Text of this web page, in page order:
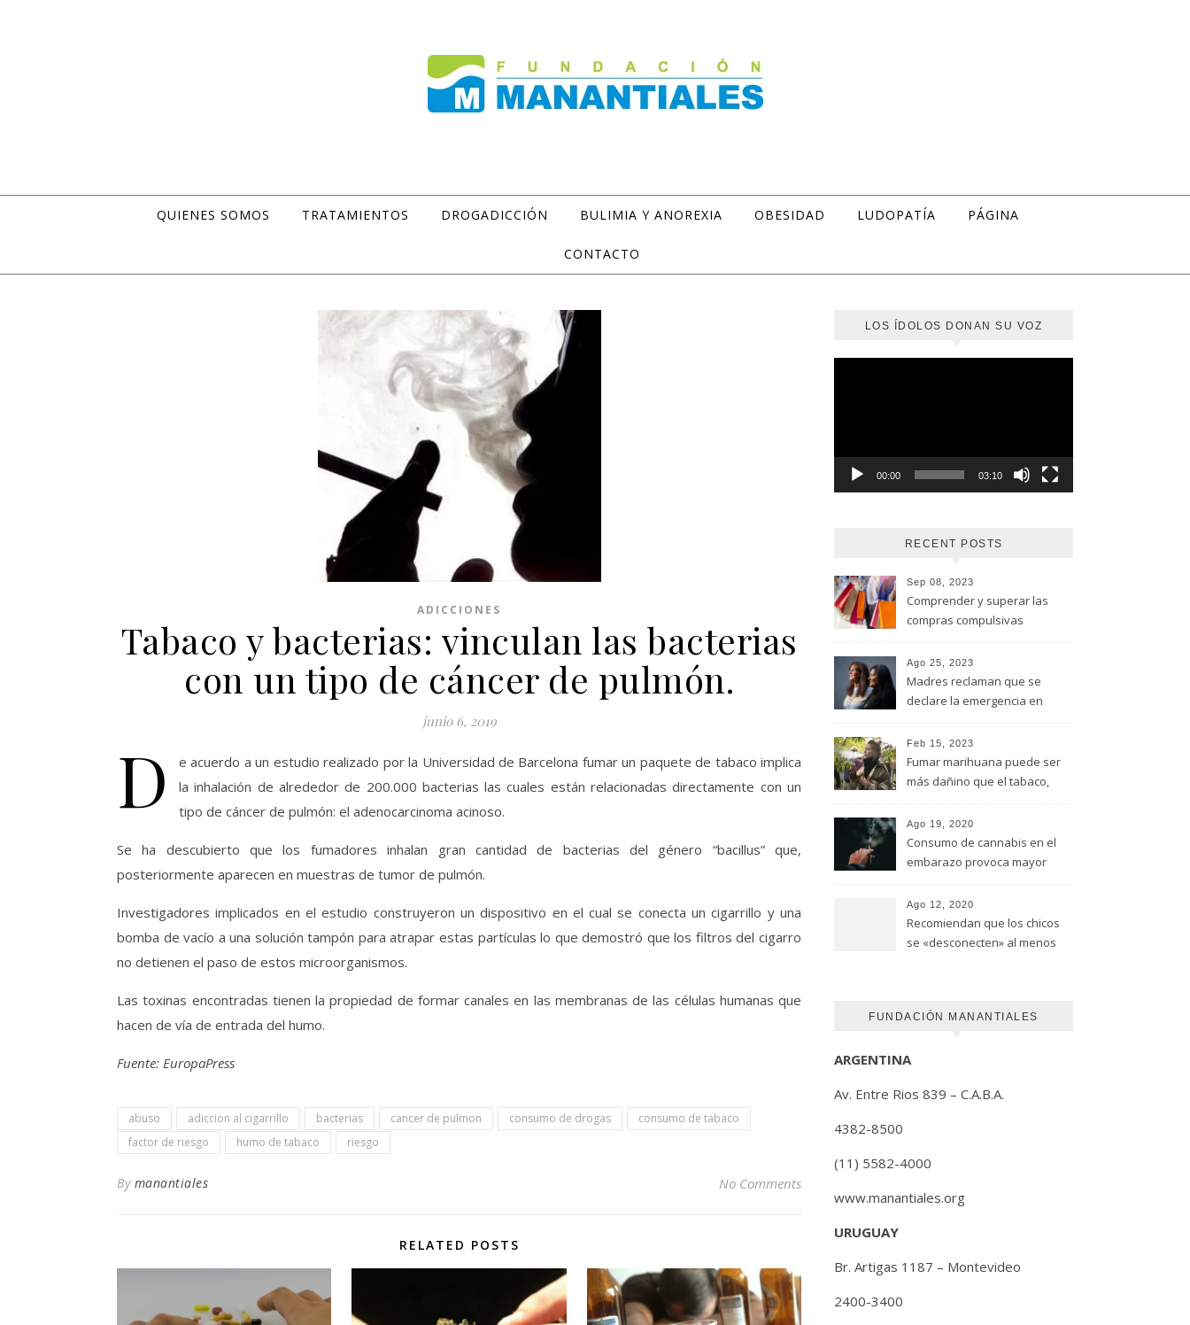
QUIENES SOMOS TRATAMIENTOS DROGADICCIÓN BULIMIA Y ANOREXIA OBESIDAD LUDOPATÍA PÁGINA
CONTACTO
ADICCIONES
Tabaco y bacterias: vinculan las bacterias
con un tipo de cáncer de pulmón.
junio 6, 2019
D
e acuerdo a un estudio realizado por la Universidad de Barcelona fumar un paquete de tabaco implica
la inhalación de alrededor de 200.000 bacterias las cuales están relacionadas directamente con un
tipo de cáncer de pulmón: el adenocarcinoma acinoso.
Se ha descubierto que los fumadores inhalan gran cantidad de bacterias del género “bacillus” que,
posteriormente aparecen en muestras de tumor de pulmón.
Investigadores implicados en el estudio construyeron un dispositivo en el cual se conecta un cigarrillo y una
bomba de vacío a una solución tampón para atrapar estas partículas lo que demostró que los filtros del cigarro
no detienen el paso de estos microorganismos.
Las toxinas encontradas tienen la propiedad de formar canales en las membranas de las células humanas que
hacen de vía de entrada del humo.
Fuente: EuropaPress
abuso adiccion al cigarrillo bacterias cancer de pulmon consumo de drogas
consumo de tabaco
factor de riesgo
humo de tabaco riesgo
By manantiales No Comments
RELATED POSTS
LOS ÍDOLOS DONAN SU VOZ
00:00 03:10
RECENT POSTS
Sep 08, 2023
Comprender y superar las
compras compulsivas
Ago 25, 2023
Madres reclaman que se
declare la emergencia en
Feb 15, 2023
Fumar marihuana puede ser
más dañino que el tabaco,
Universidad de Ottawa
Ago 19, 2020
Consumo de cannabis en el
embarazo provoca mayor
(FUNDACION MANANTIALES)
Ago 12, 2020
Recomiendan que los chicos
se «desconecten» al menos
FUNDACIÓN MANANTIALES
ARGENTINA
Av. Entre Rios 839 – C.A.B.A.
4382-8500
(11) 5582-4000
www.manantiales.org
URUGUAY
Br. Artigas 1187 – Montevideo
2400-3400